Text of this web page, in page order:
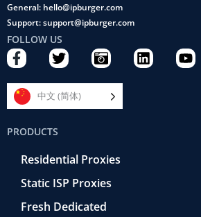
General: hello@ipburger.com
Support: support@ipburger.com
FOLLOW US
F
a
c
e
b
o
o
k
T
w
i
t
t
C
a
m
r
e
t
r
o
L
i
Y
o
中文 (简体)
PRODUCTS
Residential Proxies
Static ISP Proxies
Fresh Dedicated